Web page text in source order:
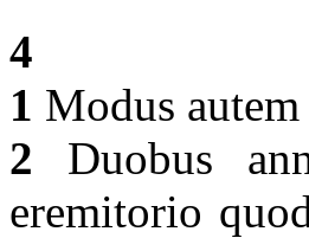
4
1 Modus
2 Duobus
eremitorio